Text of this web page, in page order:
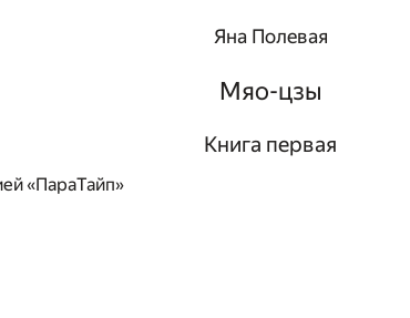
Яна Полевая
Мяо-цзы
Книга первая
«ПараТайп»